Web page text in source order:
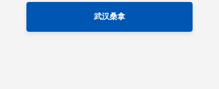
武汉桑拿